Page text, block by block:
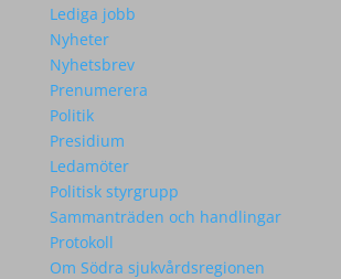
Lediga jobb
Nyheter
Nyhetsbrev
Prenumerera
Politik
Presidium
Ledamöter
Politisk styrgrupp
Sammanträden och handlingar
Protokoll
Om Södra sjukvårdsregionen